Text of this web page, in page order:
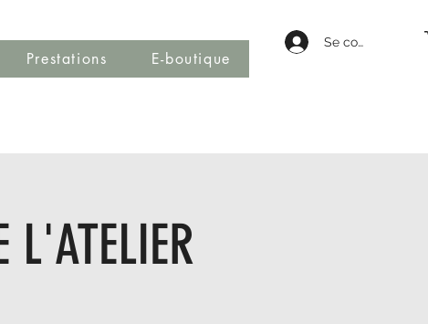
Se connecter
Prestations E-boutique
L'ATELIER